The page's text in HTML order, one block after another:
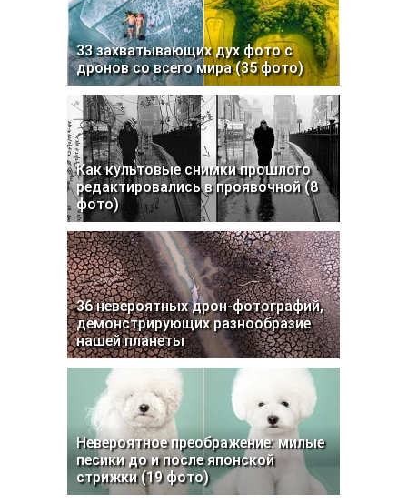
33 захватывающих дух фото с
дронов со всего мира (35 фото)
Как культовые снимки прошлого
редактировались в проявочной (8
фото)
36 невероятных дрон-фотографий,
демонстрирующих разнообразие
нашей планеты
Невероятное преображение: милые
песики до и после японской
стрижки (19 фото)